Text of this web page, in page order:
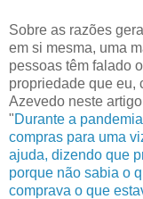
Sobre as razões
em si mesma, uma
pessoas têm falado
propriedade que eu,
Azevedo neste
"Durante a
compras para uma
ajuda, dizendo que
porque não sabia o
comprava o que